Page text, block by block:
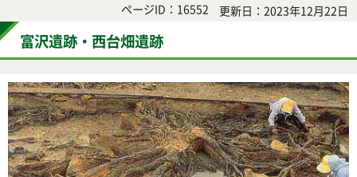
ページID：16552 更新日：2023年12月22日
富沢遺跡・西台畑遺跡